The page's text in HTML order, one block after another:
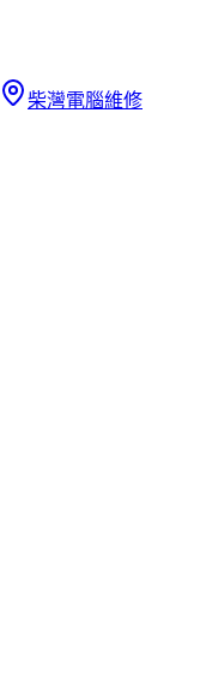
柴灣電腦維修